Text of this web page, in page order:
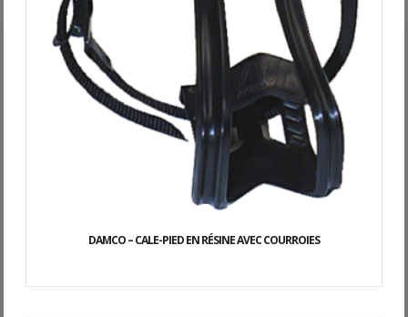
DAMCO – CALE-PIED EN RÉSINE AVEC COURROIES